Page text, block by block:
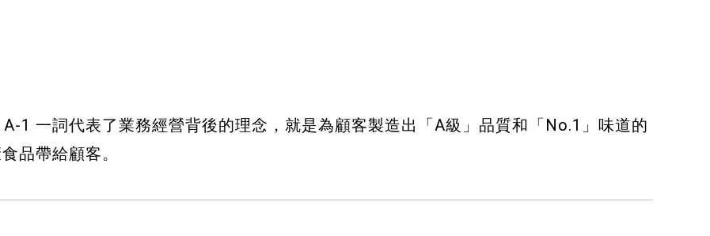
1 一詞代表了業務經營背後的理念，就是為顧客製造出「A級」品質和「No.1」味道的
品帶給顧客。